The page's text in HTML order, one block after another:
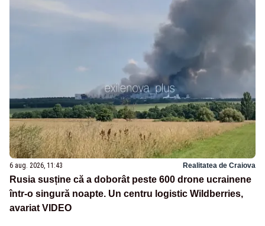
6 aug. 2026, 11:43 Realitatea de Craiova
Rusia susține că a doborât peste 600 drone ucrainene
într-o singură noapte. Un centru logistic Wildberries,
avariat VIDEO